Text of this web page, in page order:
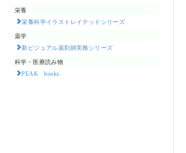
栄養
栄養科学イラストレイテッドシリーズ
薬学
新ビジュアル薬剤師実務シリーズ
科学・医療読み物
PEAK books​